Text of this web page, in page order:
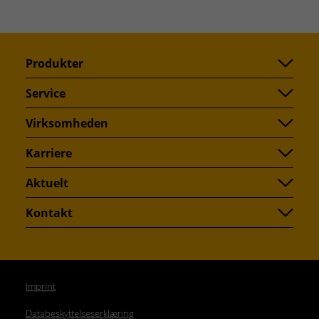
Produkter
Service
Virksomheden
Karriere
Aktuelt
Kontakt
Imprint
Databeskyttelseserklæring